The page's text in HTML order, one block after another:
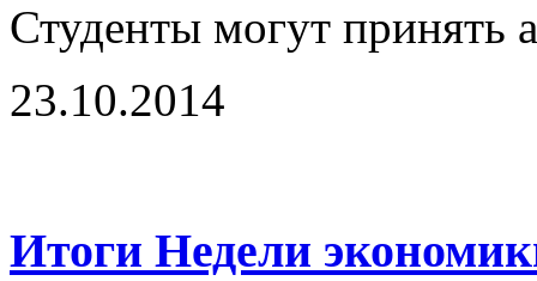
Студенты могут принять
23.10.2014
Итоги Недели